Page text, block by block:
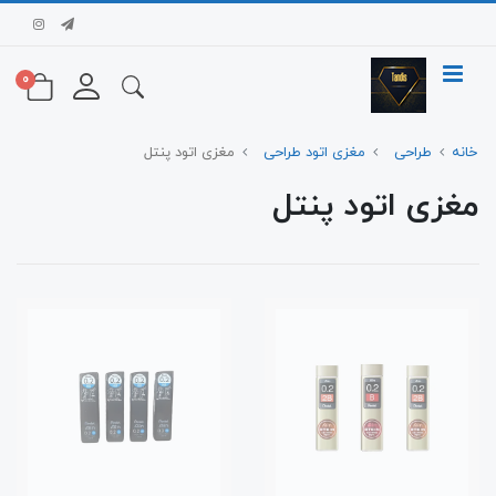
0
خانه طراحی مغزی اتود طراحی مغزی اتود پنتل
مغزی اتود پنتل